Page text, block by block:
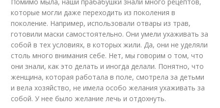
которые могли даже переходить из поколения в
поколение. Например, использовали отвары из трав,
готовили маски самостоятельно. Они умели ухаживать за
собой в тех условиях, в которых жили. Да, они не уделяли
столь много внимания себе. Нет, мы говорим о том, что
они знали, как это делать и иногда делали. Понятно, что
женщина, которая работала в поле, смотрела за детьми
и вела хозяйство, не имела особо желания ухаживать за
собой. У нее было желание лечь и отдохнуть.